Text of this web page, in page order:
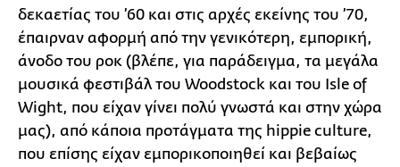
δεκαετίας του ’60 και στις αρχές εκείνης του ’70,
έπαιρναν αφορμή από την γενικότερη, εμπορική,
άνοδο του ροκ (βλέπε, για παράδειγμα, τα μεγάλα
μουσικά φεστιβάλ του Woodstock και του Isle of
Wight, που είχαν γίνει πολύ γνωστά και στην χώρα
μας), από κάποια προτάγματα της hippie culture,
που επίσης είχαν εμπορικοποιηθεί και βεβαίως